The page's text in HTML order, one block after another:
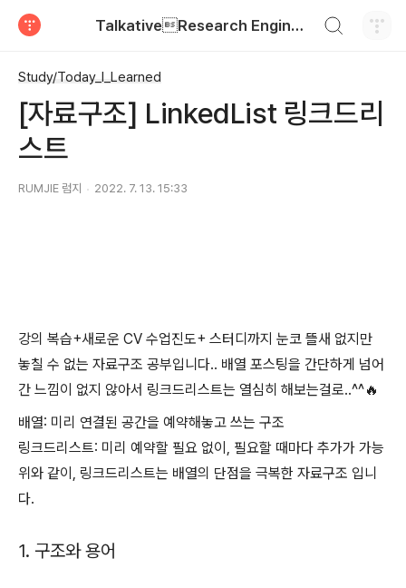
TalkativeResearch Engineer
Study/Today_I_Learned
[자료구조] LinkedList 링크드리
스트
RUMJIE 럼지 2022. 7. 13. 15:33
강의 복습+새로운 CV 수업진도+ 스터디까지 눈코 뜰새 없지만
놓칠 수 없는 자료구조 공부입니다.. 배열 포스팅을 간단하게 넘어
간 느낌이 없지 않아서 링크드리스트는 열심히 해보는걸로..^^🔥
배열: 미리 연결된 공간을 예약해놓고 쓰는 구조
링크드리스트: 미리 예약할 필요 없이, 필요할 때마다 추가가 가능
위와 같이, 링크드리스트는 배열의 단점을 극복한 자료구조 입니
다.
1. 구조와 용어